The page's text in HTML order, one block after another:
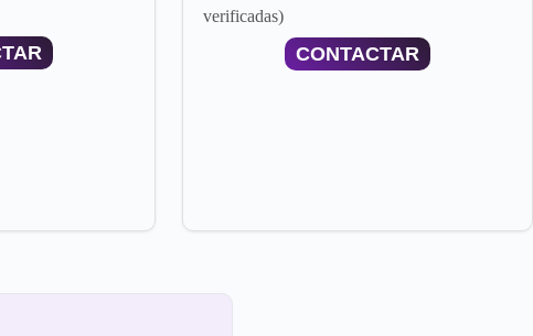
verificadas)
CONTACTAR